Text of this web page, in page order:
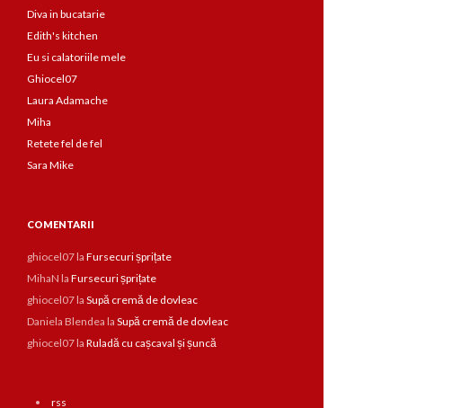
Diva in bucatarie
Edith's kitchen
Eu si calatoriile mele
Ghiocel07
Laura Adamache
Miha
Retete fel de fel
Sara Mike
COMENTARII
ghiocel07la Fursecuri șprițate
MihaN la Fursecuri șprițate
ghiocel07la Supă cremă de dovleac
Daniela Blendea la Supă cremă de dovleac
ghiocel07la Ruladă cu cașcaval și șuncă
rss